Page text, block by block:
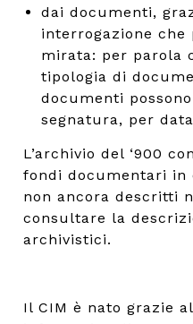
dai documenti,
interrogazione
mirata: per parola
tipologia di
documenti
segnatura, per
L’archivio del ‘900
fondi documentari in
non ancora descritti
consultare la
archivistici.
Il CIM è nato grazie